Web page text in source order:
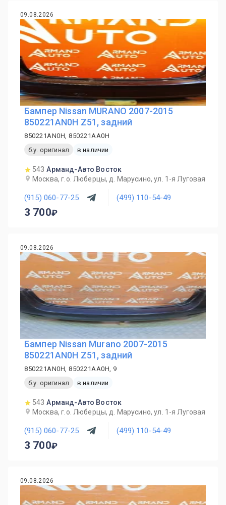
09.08.2026
Бампер Nissan MURANO 2007-2015
850221AN0H Z51, задний
850221AN0H, 850221AA0H
б.у. оригинал
в наличии
543 Арманд-Авто Восток
Москва, г.о. Люберцы, д. Марусино, ул. 1-я Луговая
(915) 060-77-25 (499) 110-54-49
3 700
09.08.2026
Бампер Nissan Murano 2007-2015
850221AN0H Z51, задний
850221AN0H, 850221AA0H, 9
б.у. оригинал
в наличии
543 Арманд-Авто Восток
Москва, г.о. Люберцы, д. Марусино, ул. 1-я Луговая
(915) 060-77-25 (499) 110-54-49
3 700
09.08.2026